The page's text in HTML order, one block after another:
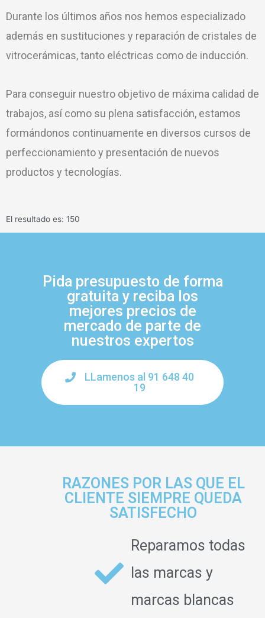
Durante los últimos años nos hemos especializado
además en sustituciones y reparación de cristales de
vitrocerámicas, tanto eléctricas como de inducción.
Para conseguir nuestro objetivo de máxima calidad de
trabajos, así como su plena satisfacción, estamos
formándonos continuamente en diversos cursos de
perfeccionamiento y presentación de nuevos
productos y tecnologías.
El resultado es: 150
Pida presupuesto de forma
gratuita y reciba los
mejores precios de
mercado de parte de
nuestros expertos
LLamenos al 91 648 40
19
RAZONES POR LAS QUE EL
CLIENTE SIEMPRE QUEDA
SATISFECHO
Reparamos todas
las marcas y
marcas blancas